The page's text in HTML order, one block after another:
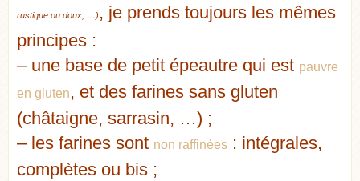
rustique ou doux, …) , je prends toujours les mêmes
principes :
– une base de petit épeautre qui est pauvre
en gluten, et des farines sans gluten
(châtaigne, sarrasin, …) ;
– les farines sont non raffinées : intégrales,
complètes ou bis ;